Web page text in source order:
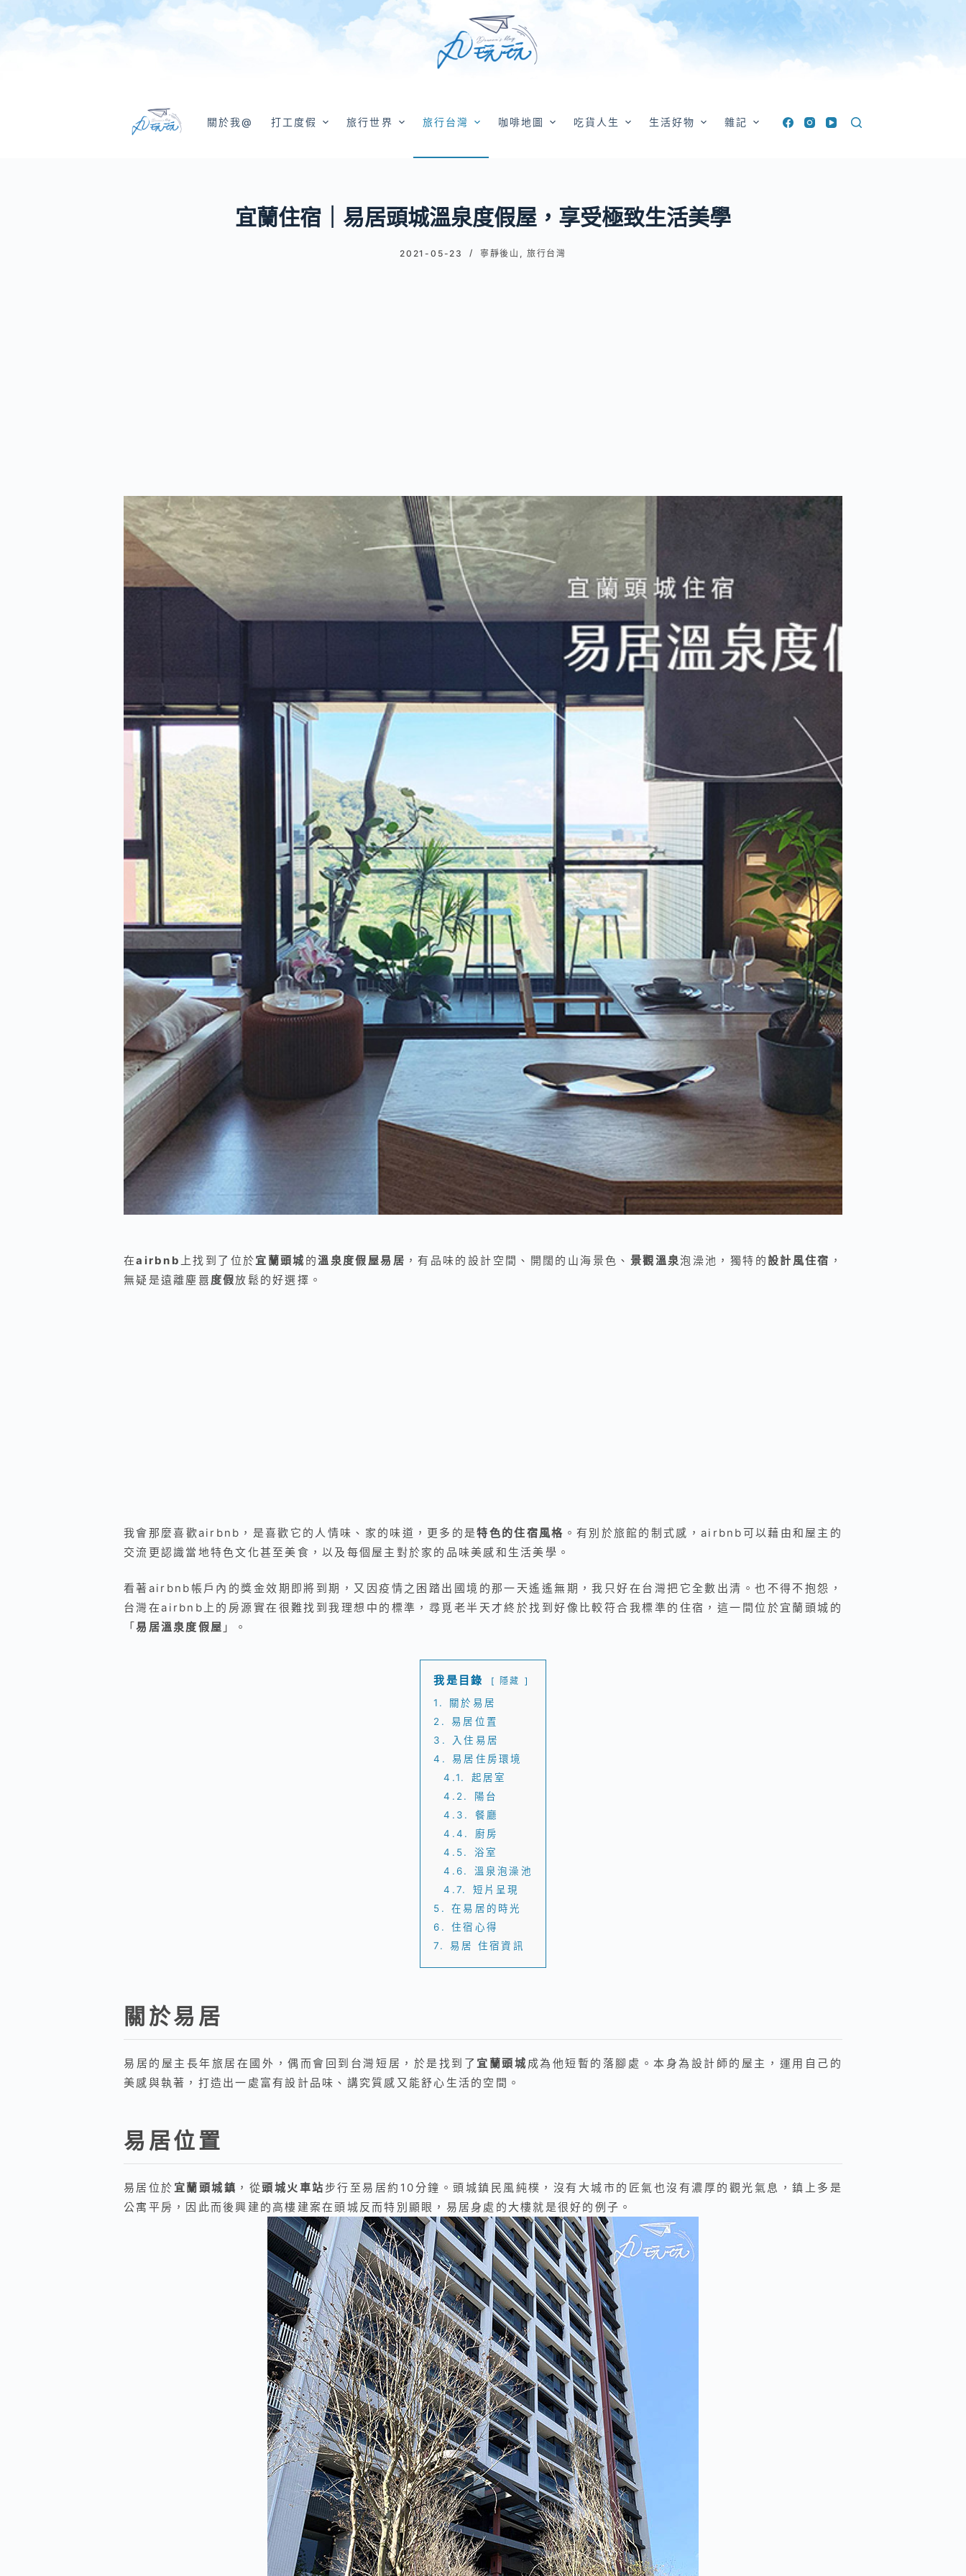
關於我@ 打工度假 旅行世界 旅行台灣 咖啡地圖 吃貨人生 生活好物 雜記
宜蘭住宿｜易居頭城溫泉度假屋，享受極致生活美學
2021-05-23 寧靜後山 , 旅行台灣
在airbnb 上找到了位於宜蘭頭城 的溫泉度假屋易居 ，有品味的設計空間、開闊的山海景色、 景觀溫泉泡澡池，獨特的設計風住宿 ，
無疑是遠離塵囂 度假放鬆的好選擇。
我會那麼喜歡airbnb，是喜歡它的人情味、家的味道，更多的是特色的住宿風格 。有別於旅館的制式感，airbnb可以藉由和屋主的
交流更認識當地特色文化甚至美食，以及每個屋主對於家的品味美感和生活美學。
看著airbnb帳戶內的獎金效期即將到期，又因疫情之困踏出國境的那一天遙遙無期，我只好在台灣把它全數出清。也不得不抱怨，
台灣在airbnb上的房源實在很難找到我理想中的標準，尋覓老半天才終於找到好像比較符合我標準的住宿，這一間位於宜蘭頭城的
「易居溫泉度假屋 」。
我是目錄 隱藏
1.
關於易居
2.
易居位置
3.
入住易居
4.
易居住房環境
4.1.
起居室
4.2.
陽台
4.3.
餐廳
4.4.
廚房
4.5.
浴室
4.6.
溫泉泡澡池
4.7.
短片呈現
5.
在易居的時光
6.
住宿心得
7.
易居 住宿資訊
關於易居
易居的屋主長年旅居在國外，偶而會回到台灣短居，於是找到了 宜蘭頭城 成為他短暫的落腳處。本身為設計師的屋主，運用自己的
美感與執著，打造出一處富有設計品味、講究質感又能舒心生活的空間。
易居位置
易居位於 宜蘭頭城鎮 ，從頭城火車站 步行至易居約10分鐘。頭城鎮民風純樸，沒有大城市的匠氣也沒有濃厚的觀光氣息，鎮上多是
公寓平房，因此而後興建的高樓建案在頭城反而特別顯眼，易居身處的大樓就是很好的例子。